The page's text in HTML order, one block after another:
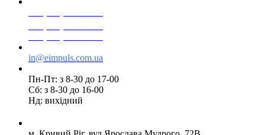
in@eimpuls.com.ua
Пн-Пт: з 8-30 до 17-00
Сб: з 8-30 до 16-00
Нд: вихідний